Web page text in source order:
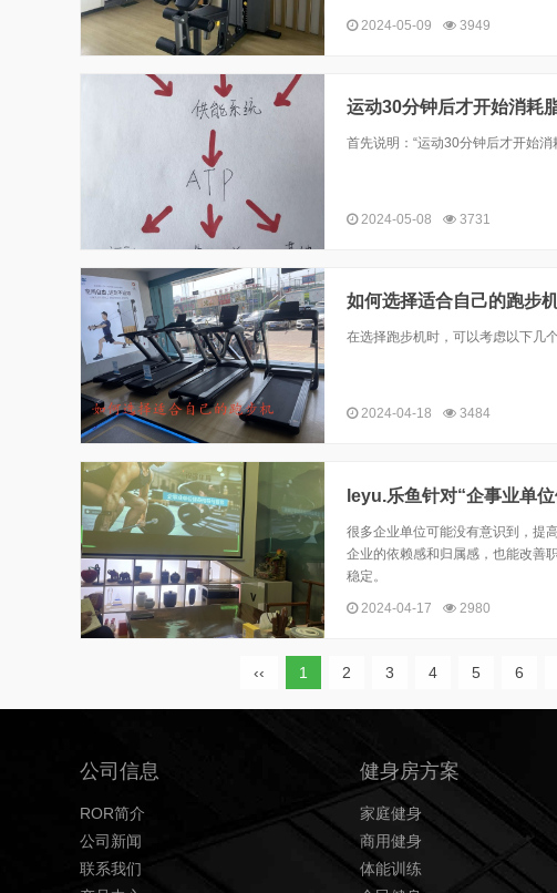
2024-05-09 3949
运动30分钟后才开始消
首先说明：“运动30分钟后才开始
2024-05-08 3731
如何选择适合自己的跑步
在选择跑步机时，可以考虑以下几
2024-04-18 3484
leyu.乐鱼针对“企事业单
很多企业单位可能没有意识到，提
企业的依赖感和归属感，也能改善
稳定。
2024-04-17 2980
‹‹ 1 2 3 4 5 6
公司信息
ROR简介
公司新闻
联系我们
健身房方案
家庭健身
商用健身
体能训练